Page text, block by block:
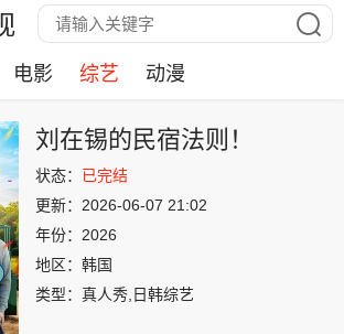
电影 综艺 动漫
刘在锡的民宿法则！
状态： 已完结
更新： 2026-06-07 21:02
年份： 2026
地区： 韩国
类型： 真人秀,日韩综艺